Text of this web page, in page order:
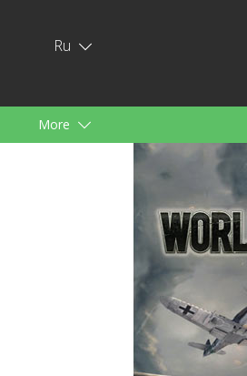
Ru
More